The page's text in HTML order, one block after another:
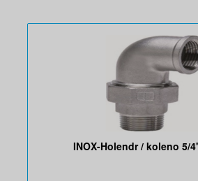
INOX-Holendr / koleno 5/